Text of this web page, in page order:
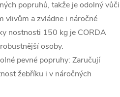
popruhů, takže je odolný vůči
vlivům a zvládne i náročné
nostnosti 150 kg je CORDA
osoby.
pevné popruhy: Zaručují
žebříku i v náročných